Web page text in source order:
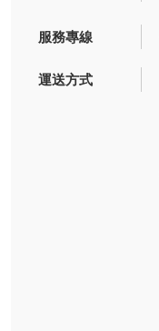
服務專線
運送方式